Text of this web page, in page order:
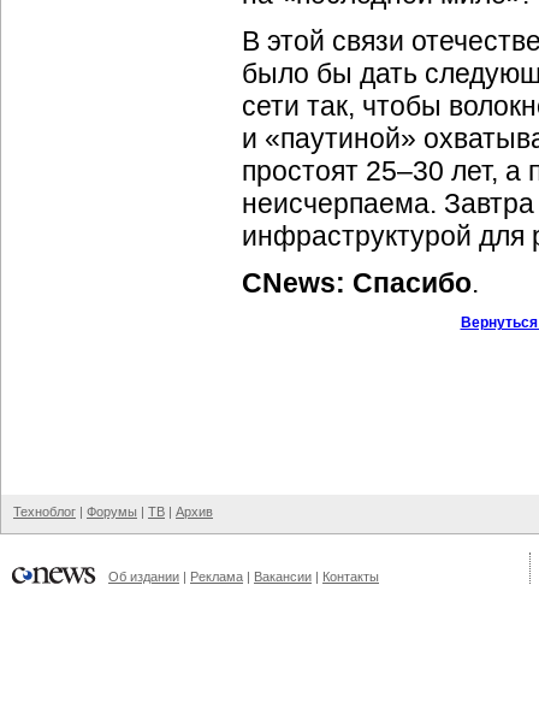
В этой связи
было бы дать
сети так, чтобы
и «паутиной»
простоят 25–30 лет, а
неисчерпаема.
инфраструктурой
CNews: Спасибо.
Техноблог | Форумы | ТВ | Архив
Об издании | Реклама | Вакансии | Контакты